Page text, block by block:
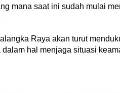
mana saat ini sudah mulai
Raya akan turut
hal menjaga situasi